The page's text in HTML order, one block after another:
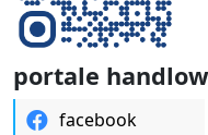
portale
facebook